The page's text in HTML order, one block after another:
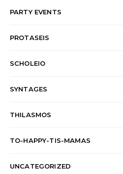
PARTY EVENTS
PROTASEIS
SCHOLEIO
SYNTAGES
THILASMOS
TO-HAPPY-TIS-MAMAS
UNCATEGORIZED